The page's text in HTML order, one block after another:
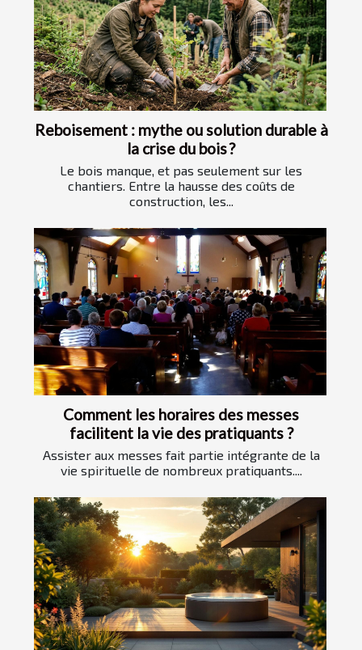
Reboisement : mythe ou solution durable à
la crise du bois ?
Le bois manque, et pas seulement sur les
chantiers. Entre la hausse des coûts de
construction, les...
Comment les horaires des messes
facilitent la vie des pratiquants ?
Assister aux messes fait partie intégrante de la
vie spirituelle de nombreux pratiquants....